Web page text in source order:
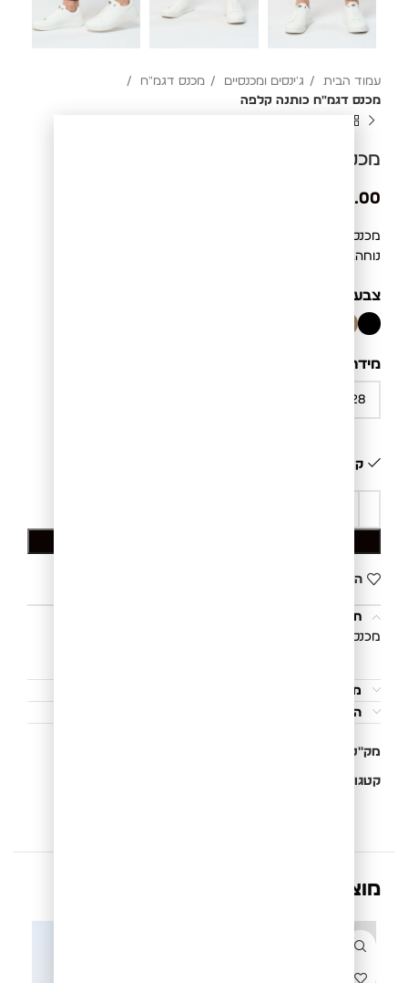
עמוד הבית ג'ינסים ומכנסיים
מכנס דגמ"ח
מכנס דגמ"ח כותנה קלפה
מכנס דגמ"ח כותנה קלפה
349.00
מכנס דגמ"ח מכותנה בסגנון קלפה. כיסים פונקציונליים וגזרה
נוחה.
צבע
מידה
קיים במלאי
הוסף לרשימת המשאלות
תיאור
מכנס דגמ"ח אופנתי מבד כותנה.
משלוחים והחזרות
הוראות כביסה
מק"ט:
קטגוריות:
מוצרים קשורים